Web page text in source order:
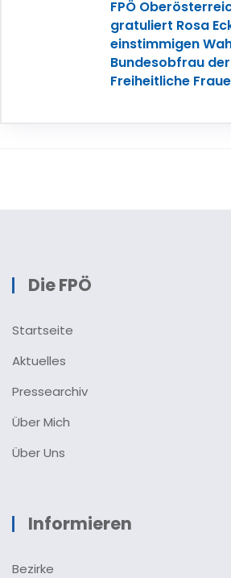
FPÖ
gratuliert Rosa
einstimmigen
Bundesobfrau
Freiheitliche
Die FPÖ
Startseite
Aktuelles
Pressearchiv
Über Mich
Über Uns
Informieren
Bezirke